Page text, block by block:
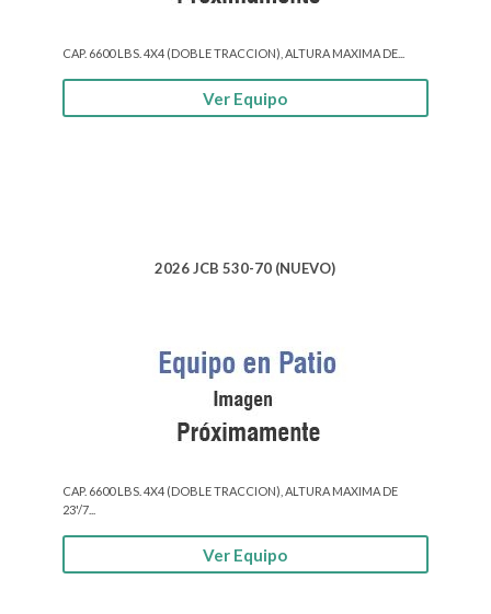
CAP. 6600 LBS. 4X4 (DOBLE TRACCION), ALTURA MAXIMA DE...
Ver Equipo
2026 JCB 530-70 (NUEVO)
CAP. 6600 LBS. 4X4 (DOBLE TRACCION), ALTURA MAXIMA DE
23'/7...
Ver Equipo